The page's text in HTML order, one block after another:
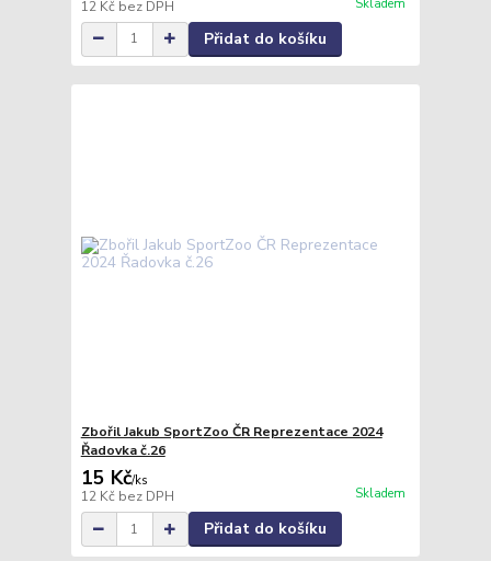
12 Kč bez DPH Skladem
Přidat do košíku
Zbořil Jakub SportZoo ČR Reprezentace 2024
Řadovka č.26
15 Kč/ks
12 Kč bez DPH Skladem
Přidat do košíku